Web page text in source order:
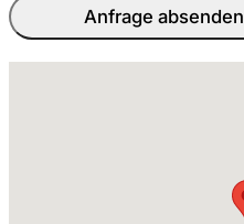
Anfrage absenden